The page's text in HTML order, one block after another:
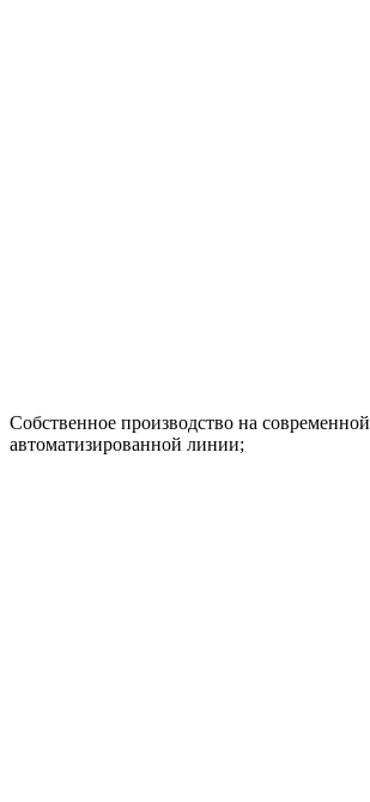
Собственное производство на современной
автоматизированной линии;